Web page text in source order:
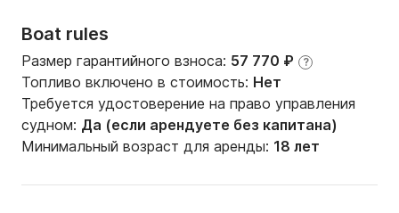
Boat rules
Размер гарантийного взноса: 57 770 ₽ ?
Топливо включено в стоимость: Нет
Требуется удостоверение на право управления
судном: Да (если арендуете без капитана)
Минимальный возраст для аренды: 18 лет